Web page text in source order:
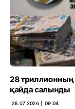
28
қайда салынды
28.07.2026 ∣ 09:04